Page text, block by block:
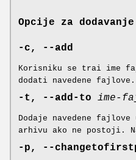
Opcije za
-c, --add
Korisniku se trai ime
dodati navedene
-t, --add-to ime-
Dodaje navedene fajlove
arhivu ako ne postoji.
-p, --